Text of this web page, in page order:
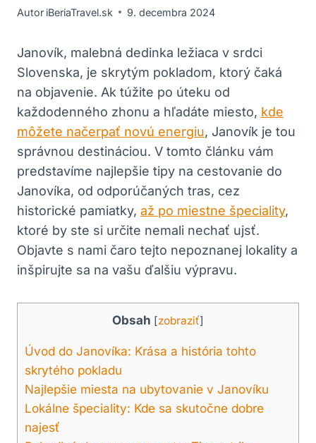
Autor iBeriaTravel.sk 9. decembra 2024
Janovík, malebná dedinka ⁣ležiaca v srdci
‌Slovenska,‌ je skrytým pokladom, ktorý čaká
⁢na objavenie.‌ Ak‌ túžite po úteku od⁢
každodenného zhonu a‍ hľadáte miesto, kde
môžete načerpať novú energiu, Janovík je‌ tou‌
správnou destináciou.‌ V ⁢tomto článku ⁢vám
predstavíme najlepšie tipy na ⁢cestovanie ⁤do
Janovíka, od odporúčaných tras, ⁣cez
⁤historické pamiatky,⁢ až po miestne špeciality,
ktoré by ste ​si​ určite nemali ‍nechať ujsť.
Objavte⁤ s ⁤nami čaro tejto ​nepoznanej lokality a
inšpirujte⁢ sa na vašu ďalšiu výpravu.
Obsah [zobraziť]
Úvod do Janovíka:‌ Krása a ⁤história tohto
skrytého pokladu
Najlepšie miesta na ubytovanie ⁣v Janovíku
Lokálne špeciality: Kde sa skutočne dobre
najesť